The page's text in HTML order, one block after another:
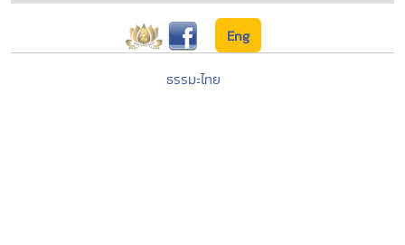
Eng
ธรรมะไทย